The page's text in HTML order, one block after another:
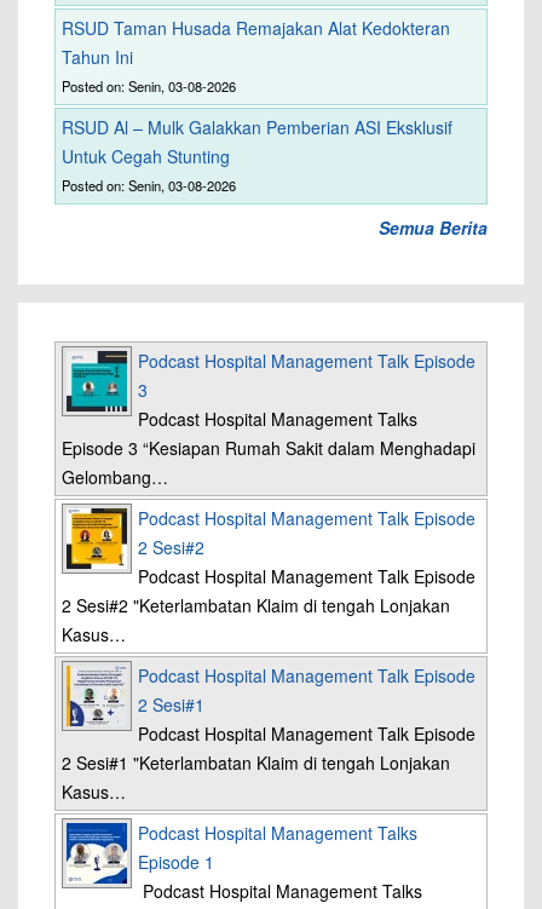
RSUD Taman Husada Remajakan Alat Kedokteran
Tahun Ini
Posted on: Senin, 03-08-2026
RSUD Al – Mulk Galakkan Pemberian ASI Eksklusif
Untuk Cegah Stunting
Posted on: Senin, 03-08-2026
Semua Berita
Podcast Hospital Management Talk Episode
3
Podcast Hospital Management Talks
Episode 3 “Kesiapan Rumah Sakit dalam Menghadapi
Gelombang…
Podcast Hospital Management Talk Episode
2 Sesi#2
Podcast Hospital Management Talk Episode
2 Sesi#2 "Keterlambatan Klaim di tengah Lonjakan
Kasus…
Podcast Hospital Management Talk Episode
2 Sesi#1
Podcast Hospital Management Talk Episode
2 Sesi#1 "Keterlambatan Klaim di tengah Lonjakan
Kasus…
Podcast Hospital Management Talks
Episode 1
Podcast Hospital Management Talks